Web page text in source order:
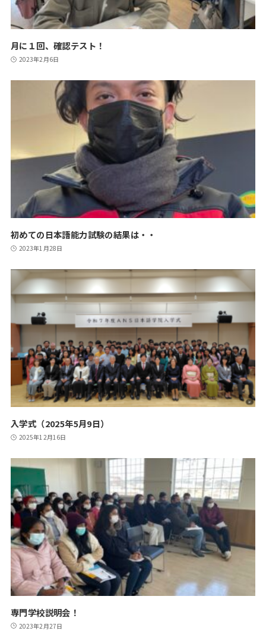
月に１回、確認テスト！
2023年2月6日
初めての日本語能力試験の結果は・・
2023年1月28日
入学式（2025年5月9日）
2025年12月16日
専門学校説明会！
2023年2月27日